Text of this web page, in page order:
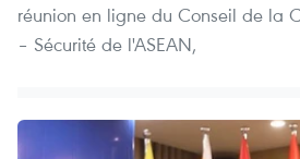
réunion en ligne du Conseil de la
– Sécurité de l'ASEAN,